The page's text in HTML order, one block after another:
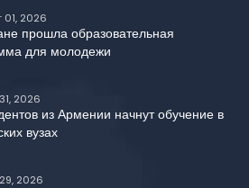
01, 2026
прошла образовательная
для молодежи
2026
из Армении начнут обучение в
вузах
2026